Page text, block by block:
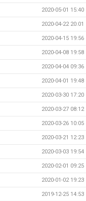
2020-05-01 15:40
2020-04-22 20:01
2020-04-15 19:56
2020-04-08 19:58
2020-04-04 09:36
2020-04-01 19:48
2020-03-30 17:20
2020-03-27 08:12
2020-03-26 10:05
2020-03-21 12:23
2020-03-03 19:54
2020-02-01 09:25
2020-01-02 19:23
2019-12-25 14:53